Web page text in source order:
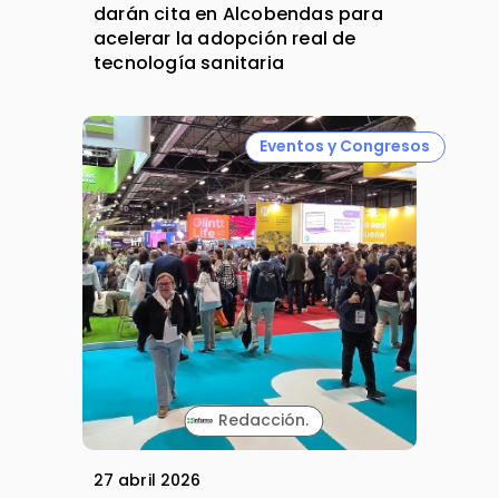
darán cita en Alcobendas para
acelerar la adopción real de
tecnología sanitaria
Eventos y Congresos
Redacción.
27 abril 2026